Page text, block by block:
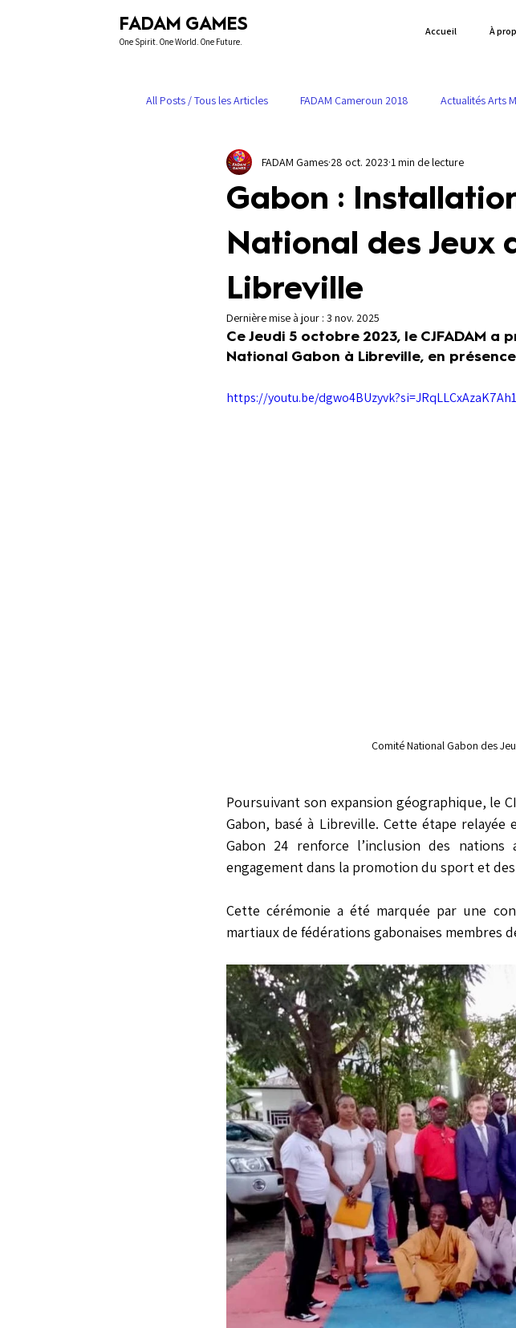
FADAM GAMES
One Spirit. One World. One Future.
Accueil À
All Posts / Tous les Articles FADAM Cameroun 2018 Actualités Arts
Parutions Presse & Médias CIJFADAM Communiqués de
Gabon :
National des Jeux
Libreville
FADAM Games 28 oct. 2023 1 min de lecture
Dernière mise à jour : 3 nov. 2025
Ce Jeudi 5 octobre 2023, le CJFADAM
National Gabon à Libreville, en
https://youtu.be/
Comité National Gabon des
Poursuivant son expansion géographique, le
Gabon, basé à Libreville. Cette étape
Gabon 24 renforce l’inclusion des
engagement dans la promotion du sport et
Cette cérémonie a été marquée par une
martiaux de fédérations gabonaises membres